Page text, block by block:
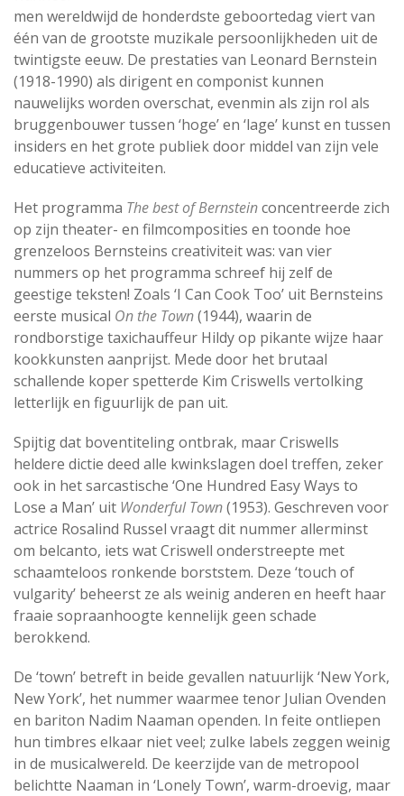
men wereldwijd de honderdste geboortedag viert van
één van de grootste muzikale persoonlijkheden uit de
twintigste eeuw. De prestaties van Leonard Bernstein
(1918-1990) als dirigent en componist kunnen
nauwelijks worden overschat, evenmin als zijn rol als
bruggenbouwer tussen ‘hoge’ en ‘lage’ kunst en tussen
insiders en het grote publiek door middel van zijn vele
educatieve activiteiten.
Het programma The best of Bernsteinconcentreerde zich
op zijn theater- en filmcomposities en toonde hoe
grenzeloos Bernsteins creativiteit was: van vier
nummers op het programma schreef hij zelf de
geestige teksten! Zoals ‘I Can Cook Too’ uit Bernsteins
eerste musical On the Town(1944), waarin de
rondborstige taxichauffeur Hildy op pikante wijze haar
kookkunsten aanprijst. Mede door het brutaal
schallende koper spetterde Kim Criswells vertolking
letterlijk en figuurlijk de pan uit.
Spijtig dat boventiteling ontbrak, maar Criswells
heldere dictie deed alle kwinkslagen doel treffen, zeker
ook in het sarcastische ‘One Hundred Easy Ways to
Lose a Man’ uit Wonderful Town(1953). Geschreven voor
actrice Rosalind Russel vraagt dit nummer allerminst
om belcanto, iets wat Criswell onderstreepte met
schaamteloos ronkende borststem. Deze ‘touch of
vulgarity’ beheerst ze als weinig anderen en heeft haar
fraaie sopraanhoogte kennelijk geen schade
berokkend.
De ‘town’ betreft in beide gevallen natuurlijk ‘New York,
New York’, het nummer waarmee tenor Julian Ovenden
en bariton Nadim Naaman openden. In feite ontliepen
hun timbres elkaar niet veel; zulke labels zeggen weinig
in de musicalwereld. De keerzijde van de metropool
belichtte Naaman in ‘Lonely Town’, warm-droevig, maar